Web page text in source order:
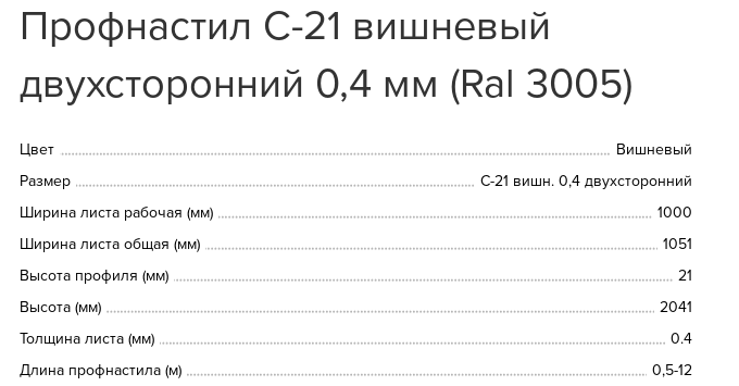
Профнастил С-21 вишневый
двухсторонний 0,4 мм (Ral 3005)
Цвет
Вишневый
Размер
С-21 вишн. 0,4 двухсторонний
Ширина листа рабочая (мм)
1000
Ширина листа общая (мм)
1051
Высота профиля (мм)
21
Высота (мм)
2041
Толщина листа (мм)
0.4
Длина профнастила (м)
0,5-12